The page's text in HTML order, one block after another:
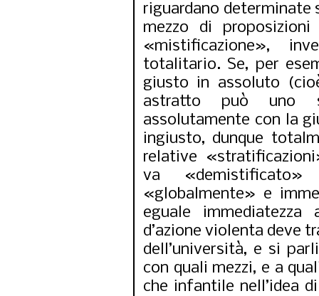
riguardano determinate
mezzo di
«mistificazione»,
totalitario. Se, per
giusto in assoluto
astratto può uno
assolutamente con la
ingiusto, dunque
relative
va
«globalmente» e
eguale
d’azione violenta deve
dell’università, e si
con quali mezzi, e a
che infantile nell’idea